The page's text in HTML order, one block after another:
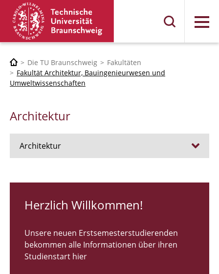
Menü
Die TU Braunschweig
Fakultäten
Fakultät Architektur, Bauingenieurwesen und
Umweltwissenschaften
Architektur
Architektur
RUNDGANG 26
Bachelor Architektur
Herzlich Willkommen!
Unsere neuen Erstsemesterstudierenden
bekommen alle Informationen über ihren
Studienstart hier